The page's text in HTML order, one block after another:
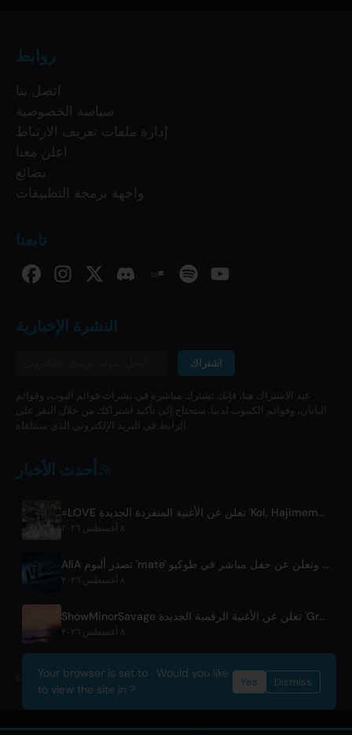
روابط
اتصل بنا
سياسة الخصوصية
إدارة ملفات تعريف الارتباط
اعلن معنا
بضائع
واجهة برمجة التطبيقات
تابعنا
النشرة الإخبارية
اشتراك
عند الاشتراك هنا، فإنك تشترك مباشرة في نشرات قوائم البوب، وقوائم
اليابان، وقوائم الكيبوب لدينا. ستحتاج إلى تأكيد اشتراكك من خلال النقر على
الرابط في البريد الإلكتروني الذي ستتلقاه.
أحدث الأخبار
=LOVE تعلن عن الأغنية المنفردة الجديدة 'Koi, Hajimemashita.' وحفلات طوكيو دوم
٨ أغسطس ٢٠٢٦
AliA تصدر ألبوم 'mate' بعد انقطاع وتعلن عن حفل مباشر في طوكيو
٨ أغسطس ٢٠٢٦
ShowMinorSavage تعلن عن الأغنية الرقمية الجديدة 'Gradation'
٨ أغسطس ٢٠٢٦
© 2026 OnlyHit. All rights reserved. - Metadata provided byACRCloud
Your browser is set to . Would you like
to view the site in ?
Yes Dismiss